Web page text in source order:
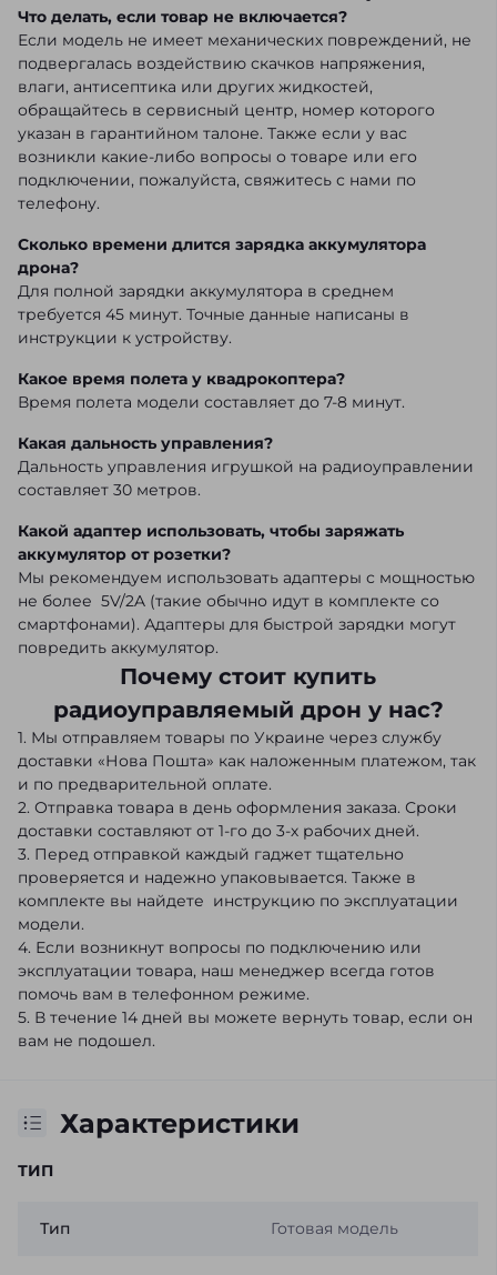
Что делать, если товар не включается?
Если модель не имеет механических повреждений, не
подвергалась воздействию скачков напряжения,
влаги, антисептика или других жидкостей,
обращайтесь в сервисный центр, номер которого
указан в гарантийном талоне. Также если у вас
возникли какие-либо вопросы о товаре или его
подключении, пожалуйста, свяжитесь с нами по
телефону.
Сколько времени длится зарядка аккумулятора
дрона?
Для полной зарядки аккумулятора в среднем
требуется 45 минут. Точные данные написаны в
инструкции к устройству.
Какое время полета у квадрокоптера?
Время полета модели составляет до 7-8 минут.
Какая дальность управления?
Дальность управления игрушкой на радиоуправлении
составляет 30 метров.
Какой адаптер использовать, чтобы заряжать
аккумулятор от розетки?
Мы рекомендуем использовать адаптеры с мощностью
не более 5V/2A (такие обычно идут в комплекте со
смартфонами). Адаптеры для быстрой зарядки могут
повредить аккумулятор.
Почему стоит купить
радиоуправляемый дрон у нас?
1. Мы отправляем товары по Украине через службу
доставки «Нова Пошта» как наложенным платежом, так
и по предварительной оплате.
2. Отправка товара в день оформления заказа. Сроки
доставки составляют от 1-го до 3-х рабочих дней.
3. Перед отправкой каждый гаджет тщательно
проверяется и надежно упаковывается. Также в
комплекте вы найдете инструкцию по эксплуатации
модели.
4. Если возникнут вопросы по подключению или
эксплуатации товара, наш менеджер всегда готов
помочь вам в телефонном режиме.
5. В течение 14 дней вы можете вернуть товар, если он
вам не подошел.
Характеристики
ТИП
Тип Готовая модель